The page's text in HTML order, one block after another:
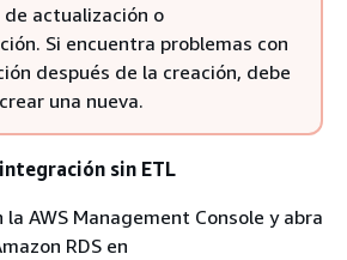
de actualización o
Si encuentra problemas con
después de la creación, debe
una nueva.
sin ETL
la AWS Management Console y abra
RDS en